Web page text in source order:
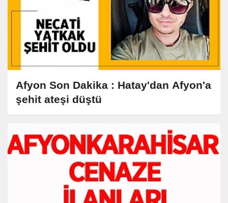
Afyon Son Dakika : Hatay'dan Afyon'a
şehit ateşi düştü